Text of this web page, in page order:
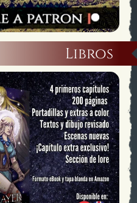
Libros